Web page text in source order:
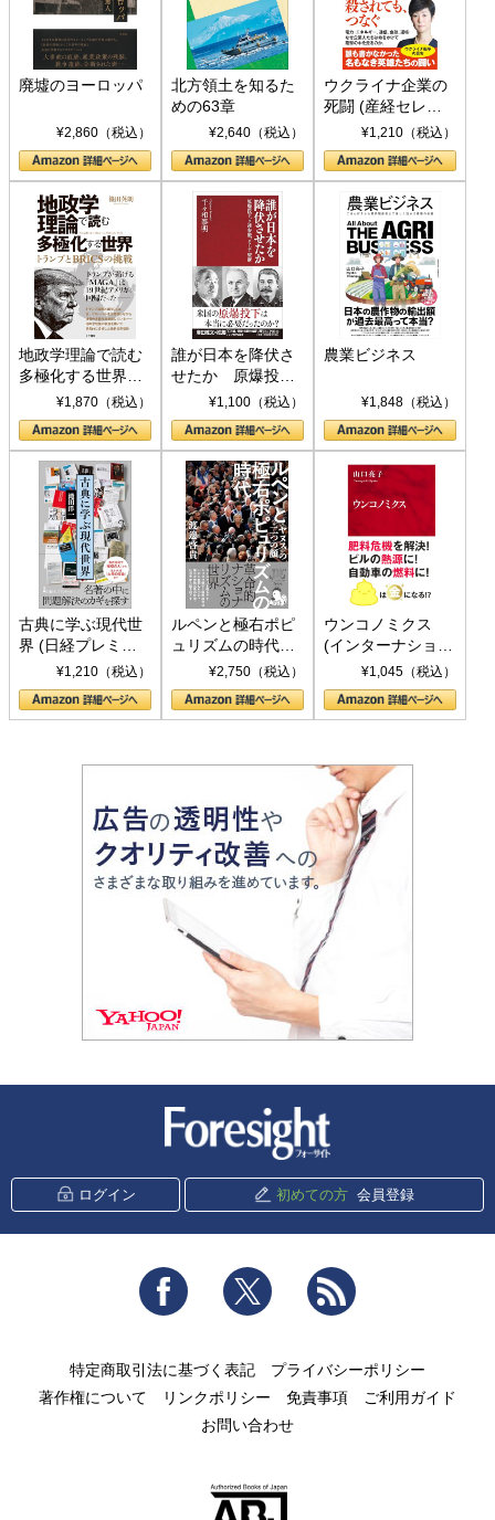
廃墟のヨーロッパ
¥2,860（税込）
北方領土を知るた
めの63章
¥2,640（税込）
ウクライナ企業の
死闘 (産経セレク
ト S 039)¥1,210（税込）
地政学理論で読む
多極化する世界：
トランプとBRICS
の挑戦
¥1,870（税込）
誰が日本を降伏さ
せたか 原爆投
下、ソ連参戦、そ
して聖断 (PHP新
書)
¥1,100（税込）
農業ビジネス
¥1,848（税込）
古典に学ぶ現代世
界 (日経プレミア
シリーズ)¥1,210（税込）
ルペンと極右ポピ
ュリズムの時代：
〈ヤヌス〉の二つ
の顔
¥2,750（税込）
ウンコノミクス
(インターナショナ
ル新書)¥1,045（税込）
ログイン 初めての方 会員登録
Facebook Twitter
特定商取引法に基づく表記
プライバシーポリシー
著作権について
リンクポリシー 免責事項
ご利用ガイド
お問い合わせ